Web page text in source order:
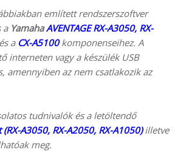
említett rendszerszoftver
a YamahaAVENTAGE RX-A3050, RX-
a CX-A5100komponenseihez. A
interneten vagy a készülék USB
amennyiben az nem csatlakozik az
tudnivalók és a letöltendő
(RX-A3050, RX-A2050, RX-A1050)illetve
meg.